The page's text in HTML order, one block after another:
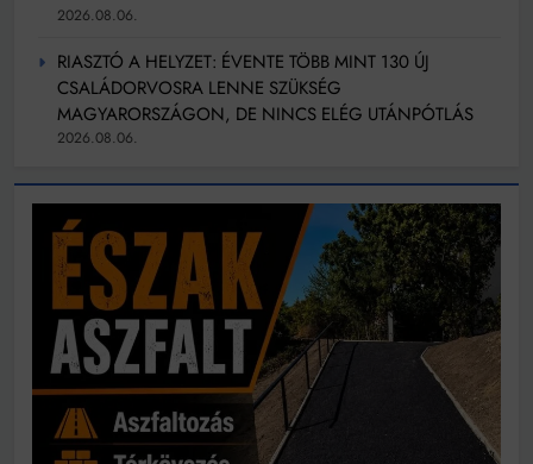
2026.08.06.
RIASZTÓ A HELYZET: ÉVENTE TÖBB MINT 130 ÚJ
CSALÁDORVOSRA LENNE SZÜKSÉG
MAGYARORSZÁGON, DE NINCS ELÉG UTÁNPÓTLÁS
2026.08.06.